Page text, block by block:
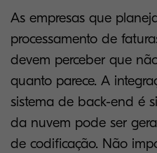
As empresas que
processamento de
devem perceber que
quanto parece. A
sistema de back-end é
da nuvem pode ser
de codificação. Não